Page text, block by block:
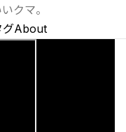
クマ。
グAbout